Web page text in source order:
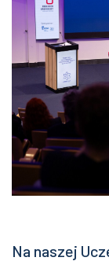
Na naszej